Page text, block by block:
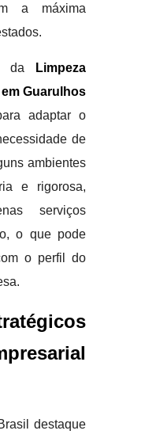
a máxima
da
Limpeza
Guarulhos
adaptar o
de
ambientes
e rigorosa,
serviços
o que pode
o perfil do
destaque